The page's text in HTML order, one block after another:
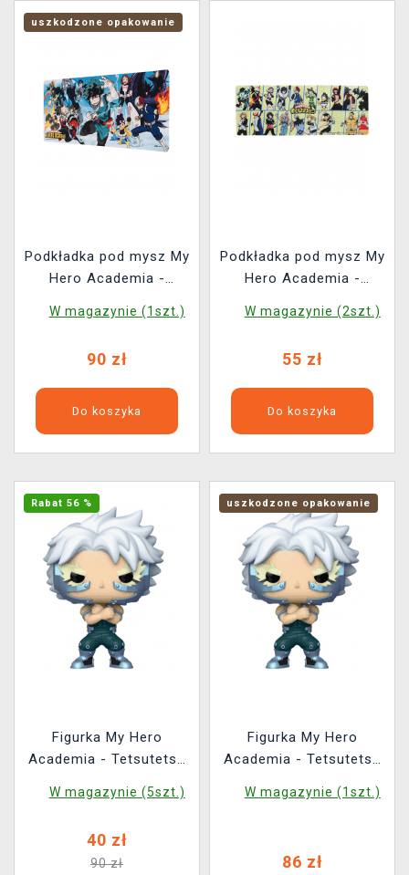
uszkodzone opakowanie
Podkładka pod mysz My
Hero Academia -
opakowanie)
W magazynie (1szt.)
90 zł
Do koszyka
Podkładka pod mysz My
Hero Academia -
W magazynie (2szt.)
55 zł
Do koszyka
Rabat 56 %
Figurka My Hero
Academia - Tetsutetsu
Animation 1148)
W magazynie (5szt.)
40 zł
90 zł
uszkodzone opakowanie
Figurka My Hero
Academia - Tetsutetsu
Animation 1148)
W magazynie (1szt.)
86 zł